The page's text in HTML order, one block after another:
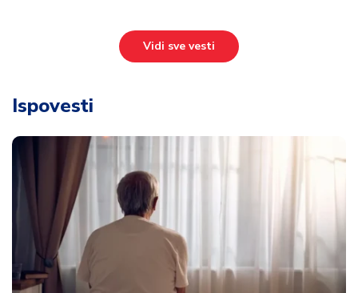
„Najviše mi nije nedostajao posao, već
osećaj da vredim“ – Milorad (65) iskreno o
životu posle penzije
Ispovesti